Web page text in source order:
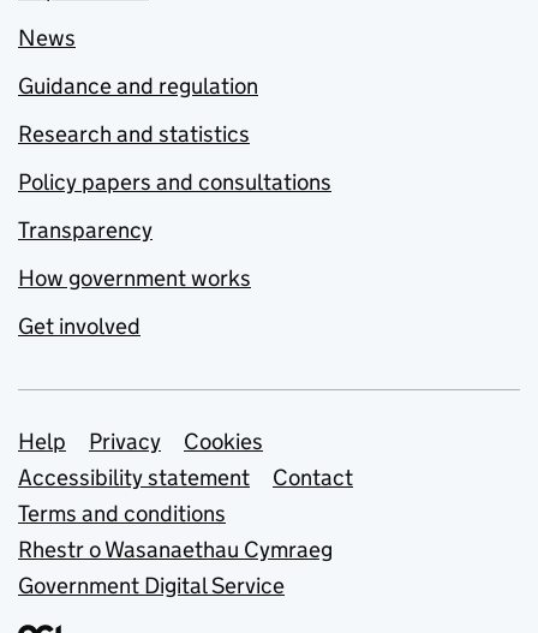
News
Guidance and regulation
Research and statistics
Policy papers and consultations
Transparency
How government works
Get involved
Support links
Help Privacy
Cookies
Accessibility statement
Contact
Terms and conditions
Rhestr o Wasanaethau Cymraeg
Government Digital Service